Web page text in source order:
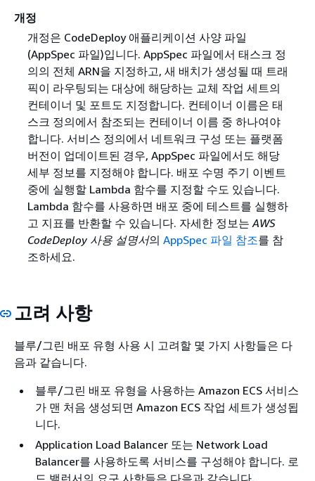
개정
개정은 CodeDeploy 애플리케이션 사양 파일
(AppSpec 파일)입니다. AppSpec 파일에서 태스크 정
의의 전체 ARN을 지정하고, 새 배치가 생성될 때 트래
픽이 라우팅되는 대상에 해당하는 교체 작업 세트의
컨테이너 및 포트도 지정합니다. 컨테이너 이름은 태
스크 정의에서 참조되는 컨테이너 이름 중 하나여야
합니다. 서비스 정의에서 네트워크 구성 또는 플랫폼
버전이 업데이트된 경우, AppSpec 파일에서도 해당
세부 정보를 지정해야 합니다. 배포 수명 주기 이벤트
중에 실행할 Lambda 함수를 지정할 수도 있습니다.
Lambda 함수를 사용하면 배포 중에 테스트를 실행하
고 지표를 반환할 수 있습니다. 자세한 정보는 AWS
CodeDeploy 사용 설명서의 AppSpec 파일 참조를 참
조하세요.
고려 사항
블루/그린 배포 유형 사용 시 고려할 몇 가지 사항들은 다
음과 같습니다.
블루/그린 배포 유형을 사용하는 Amazon ECS 서비스
가 맨 처음 생성되면 Amazon ECS 작업 세트가 생성됩
니다.
Application Load Balancer 또는 Network Load
Balancer를 사용하도록 서비스를 구성해야 합니다. 로
드 밸런서의 요구 사항들은 다음과 같습니다.